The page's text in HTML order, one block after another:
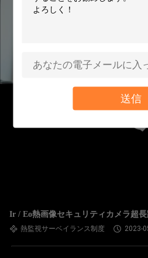
送信
Ir / Eo熱画像セキュリティカメラ超
熱監視サーベイランス制度 2023-